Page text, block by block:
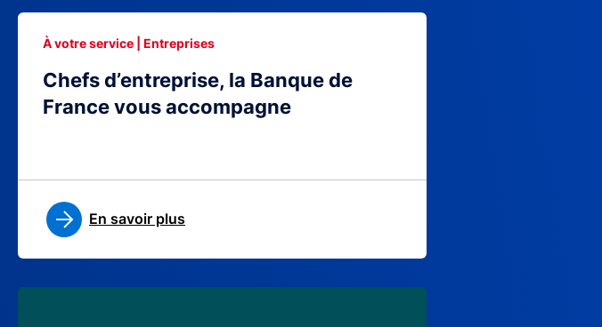
Chefs d’entreprise, la Banque de
France vous accompagne
À votre service | Entreprises
En savoir plus